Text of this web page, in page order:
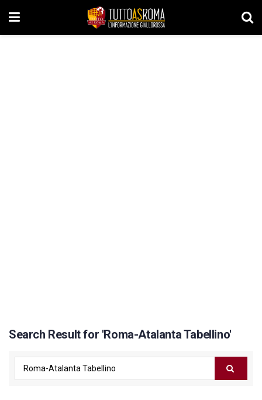
Search Result for 'Roma-Atalanta Tabellino'